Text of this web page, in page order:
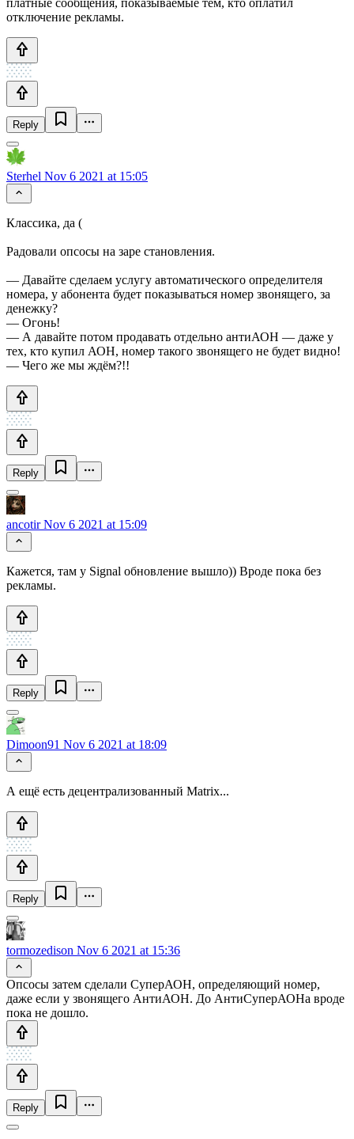
отключение рекламы.
Reply
Sterhel Nov 6 2021 at 15:05
Классика, да (
Радовали опсосы на заре становления.
— Давайте сделаем услугу автоматического определителя
номера, у абонента будет показываться номер звонящего, за
денежку?
— Огонь!
— А давайте потом продавать отдельно антиАОН — даже у
тех, кто купил АОН, номер такого звонящего не будет видно!
— Чего же мы ждём?!!
Reply
ancotirNov 6 2021 at 15:09
Кажется, там у Signal обновление вышло)) Вроде пока без
рекламы.
Reply
Dimoon91 Nov 6 2021 at 18:09
А ещё есть децентрализованный Matrix...
Reply
tormozedison Nov 6 2021 at 15:36
Опсосы затем сделали СуперАОН, определяющий номер,
даже если у звонящего АнтиАОН. До АнтиСуперАОНа вроде
пока не дошло.
Reply